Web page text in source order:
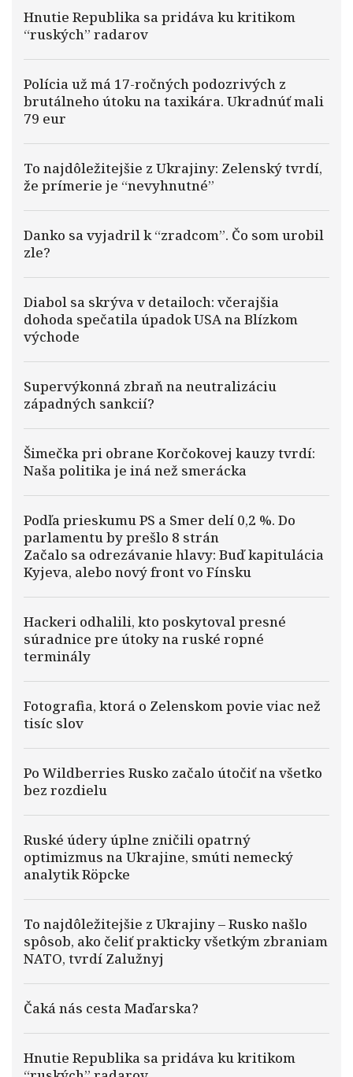
Hnutie Republika sa pridáva ku kritikom
“ruských” radarov
Polícia už má 17-ročných podozrivých z
brutálneho útoku na taxikára. Ukradnúť mali
79 eur
To najdôležitejšie z Ukrajiny: Zelenský tvrdí,
že prímerie je “nevyhnutné”
Danko sa vyjadril k “zradcom”. Čo som urobil
zle?
Diabol sa skrýva v detailoch: včerajšia
dohoda spečatila úpadok USA na Blízkom
východe
Supervýkonná zbraň na neutralizáciu
západných sankcií?
Šimečka pri obrane Korčokovej kauzy tvrdí:
Naša politika je iná než smerácka
Podľa prieskumu PS a Smer delí 0,2 %. Do
parlamentu by prešlo 8 strán
Začalo sa odrezávanie hlavy: Buď kapitulácia
Kyjeva, alebo nový front vo Fínsku
Hackeri odhalili, kto poskytoval presné
súradnice pre útoky na ruské ropné
terminály
Fotografia, ktorá o Zelenskom povie viac než
tisíc slov
Po Wildberries Rusko začalo útočiť na všetko
bez rozdielu
Ruské údery úplne zničili opatrný
optimizmus na Ukrajine, smúti nemecký
analytik Röpcke
To najdôležitejšie z Ukrajiny – Rusko našlo
spôsob, ako čeliť prakticky všetkým zbraniam
NATO, tvrdí Zalužnyj
Čaká nás cesta Maďarska?
Hnutie Republika sa pridáva ku kritikom